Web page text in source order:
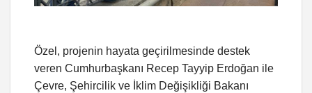
Özel, projenin hayata geçirilmesinde destek
veren Cumhurbaşkanı Recep Tayyip Erdoğan ile
Çevre, Şehircilik ve İklim Değişikliği Bakanı